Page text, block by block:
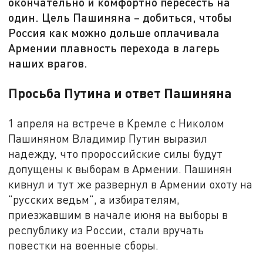
один. Цель Пашиняна – добиться, чтобы
Россия как можно дольше оплачивала
Армении плавность перехода в лагерь
наших врагов.
Просьба Путина и ответ Пашиняна
1 апреля на встрече в Кремле с Николом
Пашиняном Владимир Путин выразил
надежду, что пророссийские силы будут
допущены к выборам в Армении. Пашинян
кивнул и тут же развернул в Армении охоту на
"русских ведьм", а избирателям,
приезжавшим в начале июня на выборы в
республику из России, стали вручать
повестки на военные сборы.